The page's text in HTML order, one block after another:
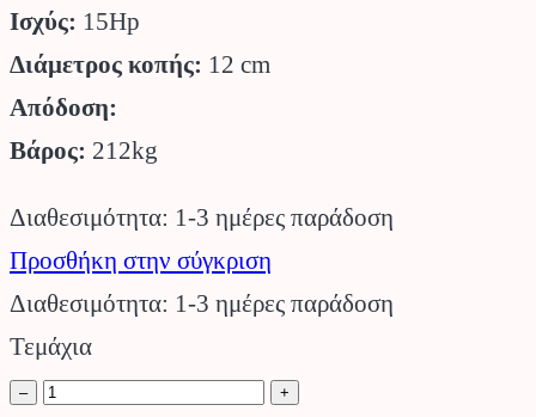
Ισχύς: 15Hp
Διάμετρος κοπής: 12 cm
Απόδοση:
Βάρος: 212kg
Διαθεσιμότητα: 1-3 ημέρες παράδοση
Προσθήκη στην σύγκριση
Διαθεσιμότητα: 1-3 ημέρες παράδοση
Τεμάχια
–
Θρυμματιστής
+